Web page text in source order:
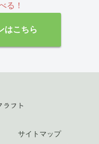
る！
はこちら
サイトマップ